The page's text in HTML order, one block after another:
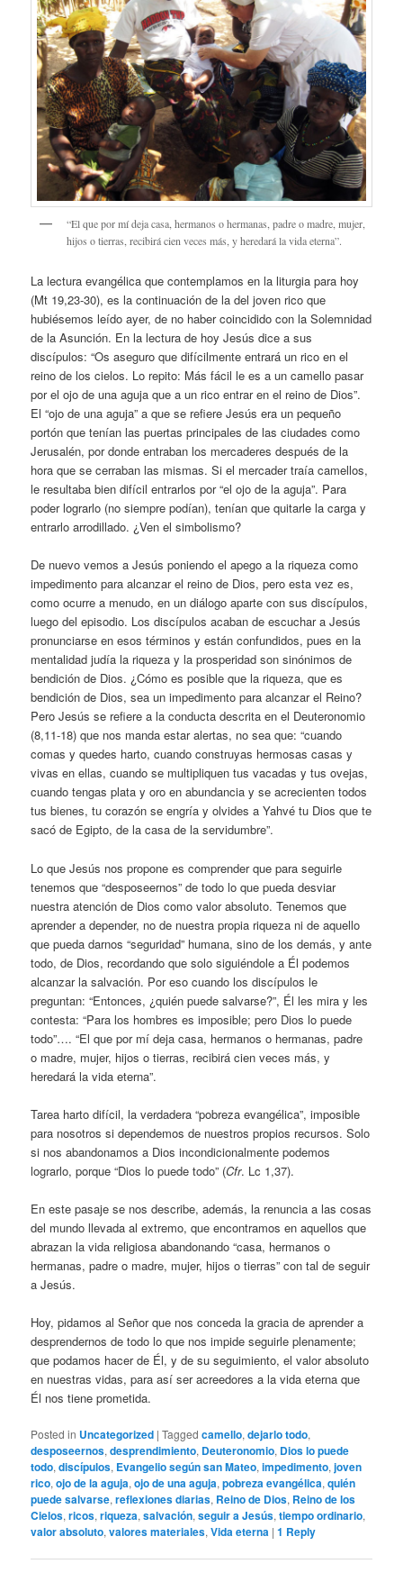
“El que por mí deja casa, hermanos o hermanas, padre o madre, mujer,
hijos o tierras, recibirá cien veces más, y heredará la vida eterna”.
La lectura evangélica que contemplamos en la liturgia para hoy
(Mt 19,23-30), es la continuación de la del joven rico que
hubiésemos leído ayer, de no haber coincidido con la Solemnidad
de la Asunción. En la lectura de hoy Jesús dice a sus
discípulos: “Os aseguro que difícilmente entrará un rico en el
reino de los cielos. Lo repito: Más fácil le es a un camello pasar
por el ojo de una aguja que a un rico entrar en el reino de Dios”.
El “ojo de una aguja” a que se refiere Jesús era un pequeño
portón que tenían las puertas principales de las ciudades como
Jerusalén, por donde entraban los mercaderes después de la
hora que se cerraban las mismas. Si el mercader traía camellos,
le resultaba bien difícil entrarlos por “el ojo de la aguja”. Para
poder lograrlo (no siempre podían), tenían que quitarle la carga y
entrarlo arrodillado. ¿Ven el simbolismo?
De nuevo vemos a Jesús poniendo el apego a la riqueza como
impedimento para alcanzar el reino de Dios, pero esta vez es,
como ocurre a menudo, en un diálogo aparte con sus discípulos,
luego del episodio. Los discípulos acaban de escuchar a Jesús
pronunciarse en esos términos y están confundidos, pues en la
mentalidad judía la riqueza y la prosperidad son sinónimos de
bendición de Dios. ¿Cómo es posible que la riqueza, que es
bendición de Dios, sea un impedimento para alcanzar el Reino?
Pero Jesús se refiere a la conducta descrita en el Deuteronomio
(8,11-18) que nos manda estar alertas, no sea que: “cuando
comas y quedes harto, cuando construyas hermosas casas y
vivas en ellas, cuando se multipliquen tus vacadas y tus ovejas,
cuando tengas plata y oro en abundancia y se acrecienten todos
tus bienes, tu corazón se engría y olvides a Yahvé tu Dios que te
sacó de Egipto, de la casa de la servidumbre”.
Lo que Jesús nos propone es comprender que para seguirle
tenemos que “desposeernos” de todo lo que pueda desviar
nuestra atención de Dios como valor absoluto. Tenemos que
aprender a depender, no de nuestra propia riqueza ni de aquello
que pueda darnos “seguridad” humana, sino de los demás, y ante
todo, de Dios, recordando que solo siguiéndole a Él podemos
alcanzar la salvación. Por eso cuando los discípulos le
preguntan: “Entonces, ¿quién puede salvarse?”, Él les mira y les
contesta: “Para los hombres es imposible; pero Dios lo puede
todo”…. “El que por mí deja casa, hermanos o hermanas, padre
o madre, mujer, hijos o tierras, recibirá cien veces más, y
heredará la vida eterna”.
Tarea harto difícil, la verdadera “pobreza evangélica”, imposible
para nosotros si dependemos de nuestros propios recursos. Solo
si nos abandonamos a Dios incondicionalmente podemos
lograrlo, porque “Dios lo puede todo” (Cfr. Lc 1,37).
En este pasaje se nos describe, además, la renuncia a las cosas
del mundo llevada al extremo, que encontramos en aquellos que
abrazan la vida religiosa abandonando “casa, hermanos o
hermanas, padre o madre, mujer, hijos o tierras” con tal de seguir
a Jesús.
Hoy, pidamos al Señor que nos conceda la gracia de aprender a
desprendernos de todo lo que nos impide seguirle plenamente;
que podamos hacer de Él, y de su seguimiento, el valor absoluto
en nuestras vidas, para así ser acreedores a la vida eterna que
Él nos tiene prometida.
Posted in Uncategorized |Tagged camello,dejarlo todo,
desposeernos,desprendimiento, Deuteronomio, Dios lo puede
todo,discípulos, Evangelio según san Mateo,impedimento,joven
rico,ojo de la aguja,ojo de una aguja,pobreza evangélica,quién
puede salvarse,reflexiones diarias, Reino de Dios, Reino de los
Cielos,ricos,riqueza,salvación,seguir a Jesús,tiempo ordinario,
valor absoluto,valores materiales,Vida eterna |1 Reply